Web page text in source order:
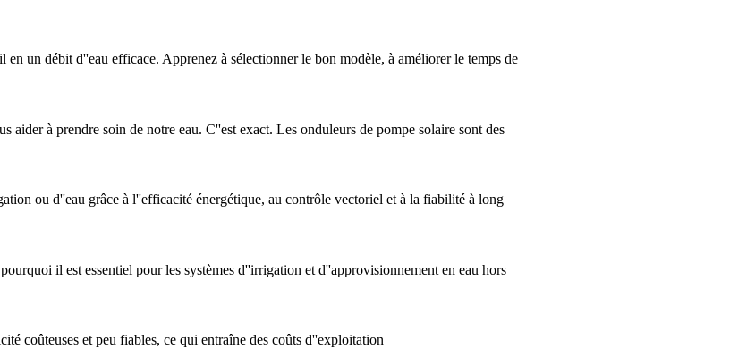
un débit d''eau efficace. Apprenez à sélectionner le bon modèle, à améliorer le temps de
à prendre soin de notre eau. C''est exact. Les onduleurs de pompe solaire sont des
ou d''eau grâce à l''efficacité énergétique, au contrôle vectoriel et à la fiabilité à long
il est essentiel pour les systèmes d''irrigation et d''approvisionnement en eau hors
coûteuses et peu fiables, ce qui entraîne des coûts d''exploitation